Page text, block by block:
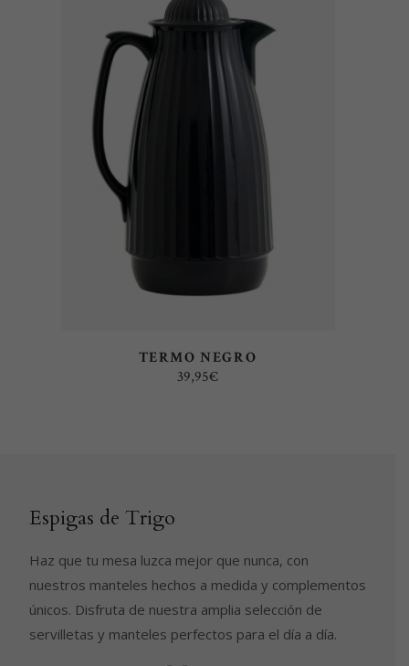
AÑADIR AL CARRITO
TERMO NEGRO
39,95€
Espigas de Trigo
Haz que tu mesa luzca mejor que nunca, con
nuestros manteles hechos a medida y complementos
únicos. Disfruta de nuestra amplia selección de
servilletas y manteles perfectos para el día a día.